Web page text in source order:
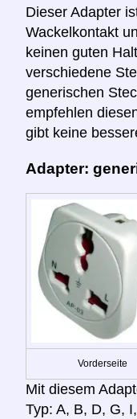
Dieser Adapter
Wackelkontakt
keinen guten
verschiedene
generischen
empfehlen
gibt keine
Adapter:
Vorderseite
Mit diesem
Typ: A, B, D, G,